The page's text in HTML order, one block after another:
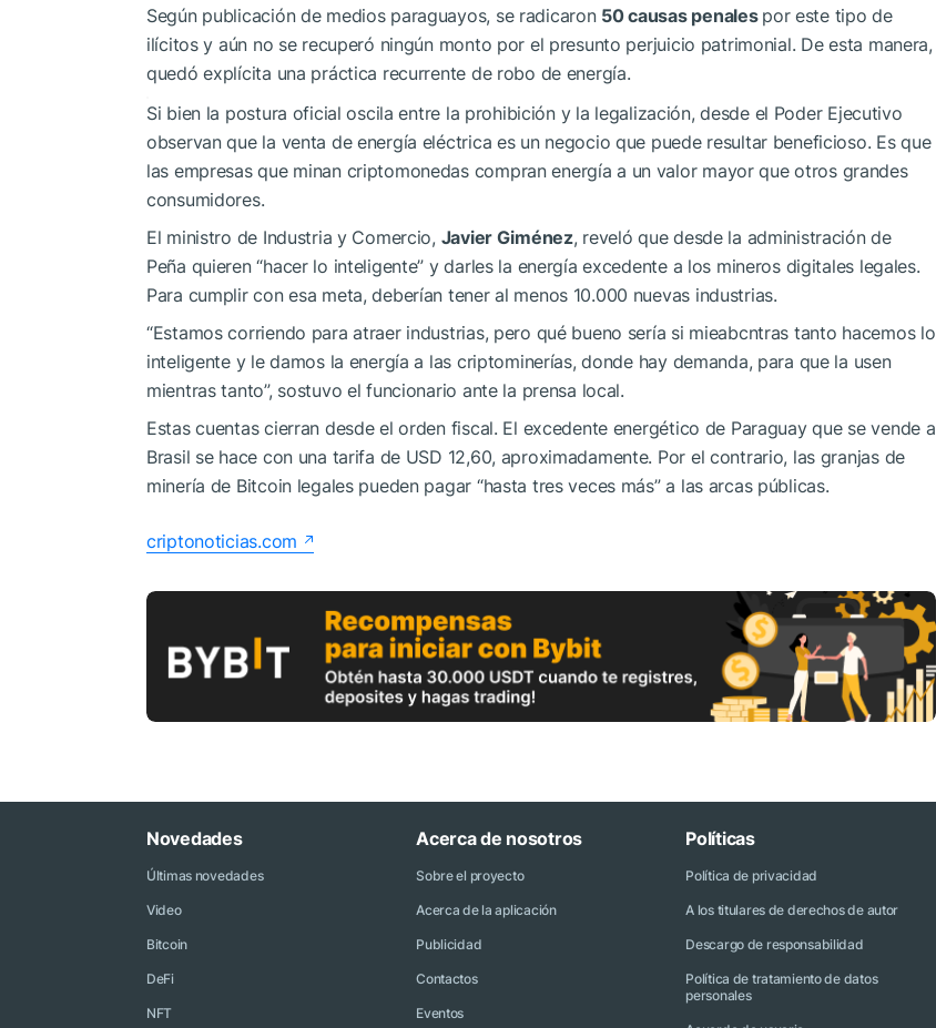
Según publicación de medios paraguayos, se radicaron 50 causas penales por este tipo de
ilícitos y aún no se recuperó ningún monto por el presunto perjuicio patrimonial. De esta manera,
quedó explícita una práctica recurrente de robo de energía.
Si bien la postura oficial oscila entre la prohibición y la legalización, desde el Poder Ejecutivo
observan que la venta de energía eléctrica es un negocio que puede resultar beneficioso. Es que
las empresas que minan criptomonedas compran energía a un valor mayor que otros grandes
consumidores.
El ministro de Industria y Comercio, Javier Giménez, reveló que desde la administración de
Peña quieren “hacer lo inteligente” y darles la energía excedente a los mineros digitales legales.
Para cumplir con esa meta, deberían tener al menos 10.000 nuevas industrias.
“Estamos corriendo para atraer industrias, pero qué bueno sería si mieabcntras tanto hacemos lo
inteligente y le damos la energía a las criptominerías, donde hay demanda, para que la usen
mientras tanto”, sostuvo el funcionario ante la prensa local.
Estas cuentas cierran desde el orden fiscal. El excedente energético de Paraguay que se vende a
Brasil se hace con una tarifa de USD 12,60, aproximadamente. Por el contrario, las granjas de
minería de Bitcoin legales pueden pagar “hasta tres veces más” a las arcas públicas.
criptonoticias.com
Novedades
Últimas novedades
Video
Bitcoin
DeFi
NFT
Acerca de nosotros
Sobre el proyecto
Acerca de la aplicación
Publicidad
Contactos
Eventos
Políticas
Política de privacidad
A los titulares de derechos de autor
Descargo de responsabilidad
Política de tratamiento de datos
personales